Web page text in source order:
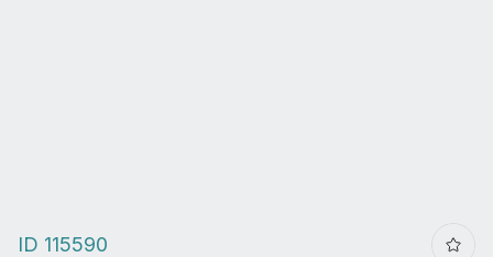
ID 115590